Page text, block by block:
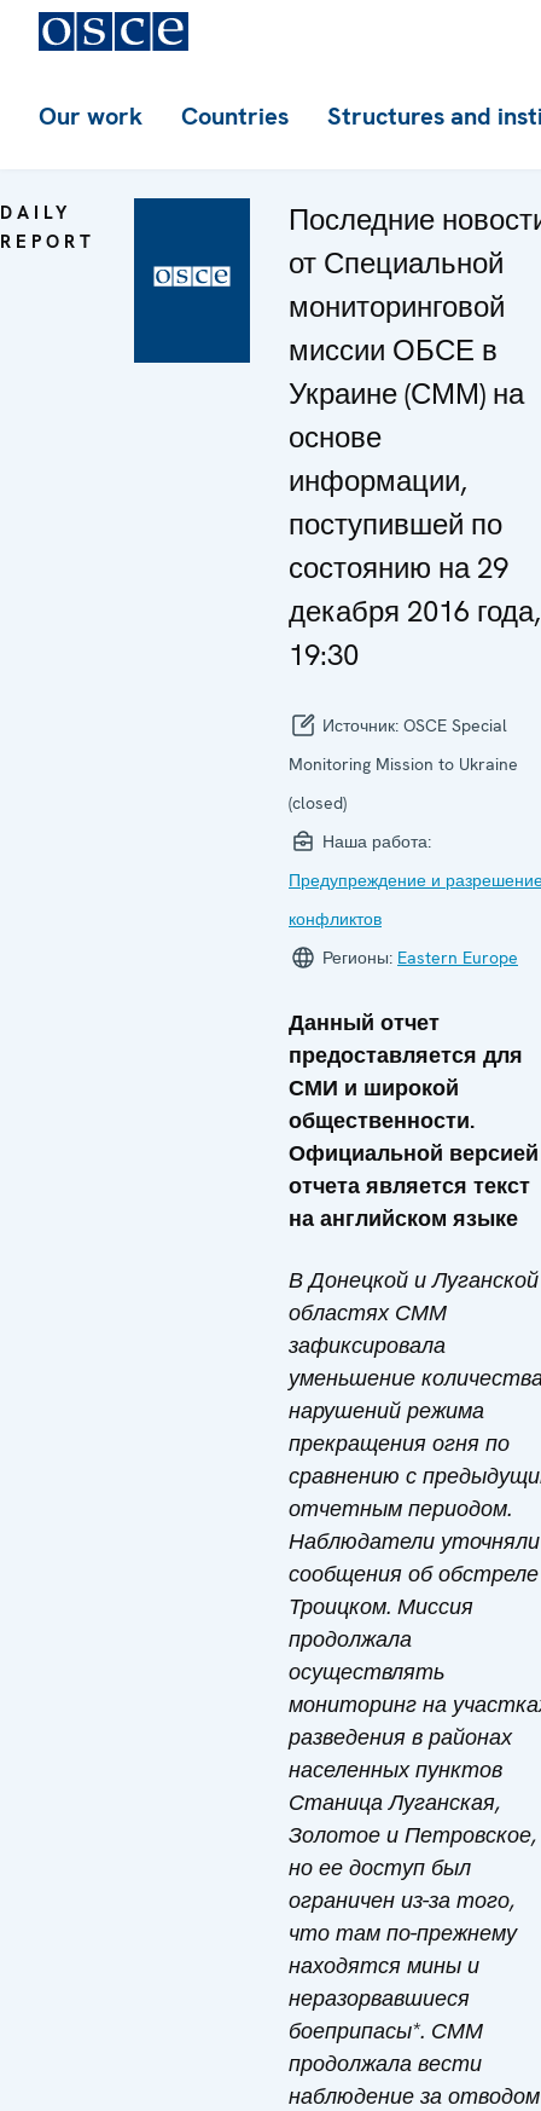
Our work Countries Structures and
DAILY
REPORT
Последние
от Специальной
мониторинговой
миссии ОБСЕ в
Украине (СММ) на
основе
информации,
поступившей по
состоянию на 29
декабря 2016 года,
19:30
Источник: OSCE Special
Monitoring Mission to Ukraine
(closed)
Наша работа:
Предупреждение и
конфликтов
Регионы: Eastern Europe
Данный отчет
предоставляется для
СМИ и широкой
общественности.
Официальной версией
отчета является текст
на английском языке
В Донецкой и Луганской
областях СММ
зафиксировала
уменьшение
нарушений режима
прекращения огня по
сравнению с
отчетным периодом.
Наблюдатели уточняли
сообщения об
Троицком. Миссия
продолжала
осуществлять
мониторинг на
разведения в районах
населенных пунктов
Станица Луганская,
Золотое и Петровское,
но ее доступ был
ограничен из-за того,
что там по-прежнему
находятся мины и
неразорвавшиеся
боеприпасы*. СММ
продолжала вести
наблюдение за отводом